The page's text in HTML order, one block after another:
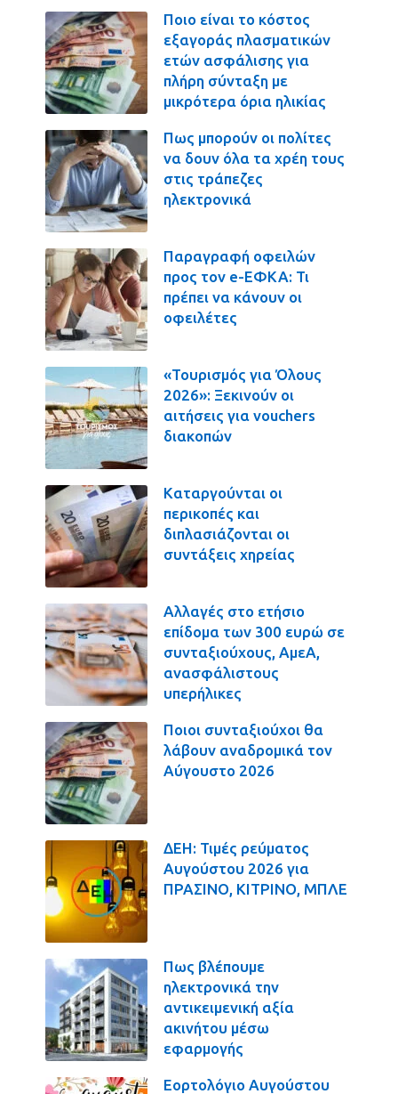
Ποιο είναι το κόστος
εξαγοράς πλασματικών
ετών ασφάλισης για
πλήρη σύνταξη με
μικρότερα όρια ηλικίας
Πως μπορούν οι πολίτες
να δουν όλα τα χρέη τους
στις τράπεζες
ηλεκτρονικά
Παραγραφή οφειλών
προς τον e-ΕΦΚΑ: Τι
πρέπει να κάνουν οι
οφειλέτες
«Τουρισμός για Όλους
2026»: Ξεκινούν οι
αιτήσεις για vouchers
διακοπών
Καταργούνται οι
περικοπές και
διπλασιάζονται οι
συντάξεις χηρείας
Αλλαγές στο ετήσιο
επίδομα των 300 ευρώ σε
συνταξιούχους, ΑμεΑ,
ανασφάλιστους
υπερήλικες
Ποιοι συνταξιούχοι θα
λάβουν αναδρομικά τον
Αύγουστο 2026
ΔΕΗ: Τιμές ρεύματος
Αυγούστου 2026 για
ΠΡΑΣΙΝΟ, ΚΙΤΡΙΝΟ, ΜΠΛΕ
Πως βλέπουμε
ηλεκτρονικά την
αντικειμενική αξία
ακινήτου μέσω
εφαρμογής
Εορτολόγιο Αυγούστου